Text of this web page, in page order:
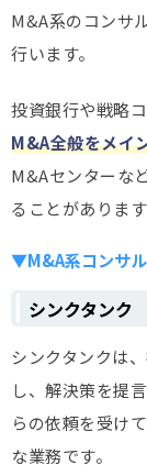
M&A系のコンサ
行います。
投資銀行や戦略
M&A全般をメイ
M&Aセンターな
ることがあります
▼M&A系コンサ
シンクタンク
シンクタンクは
し、解決策を提
らの依頼を受け
な業務です。